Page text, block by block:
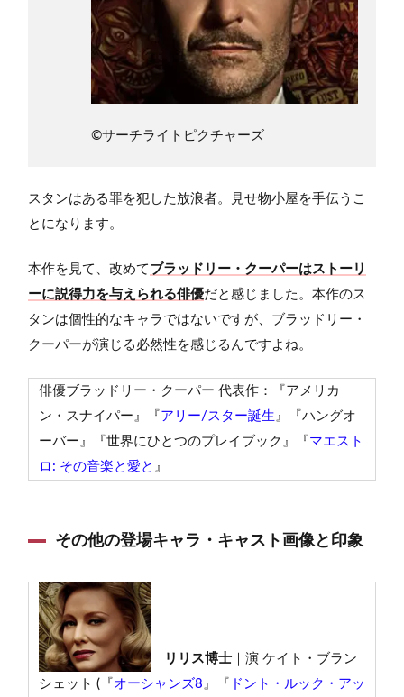
©︎サーチライトピクチャーズ
スタンはある罪を犯した放浪者。見せ物小屋を手伝うこ
とになります。
本作を見て、改めて ブラッドリー・クーパーはストーリ
ーに説得力を与えられる俳優だと感じました。本作のス
タンは個性的なキャラではないですが、ブラッドリー・
クーパーが演じる必然性を感じるんですよね。
俳優ブラッドリー・クーパー 代表作：『アメリカ
ン・スナイパー』『 アリー/スター誕生 』『ハングオ
ーバー』『世界にひとつのプレイブック』『 マエスト
ロ: その音楽と愛と 』
その他の登場キャラ・キャスト画像と印象
リリス博士 ｜演 ケイト・ブラン
シェット (『 オーシャンズ8 』『 ドント・ルック・アッ